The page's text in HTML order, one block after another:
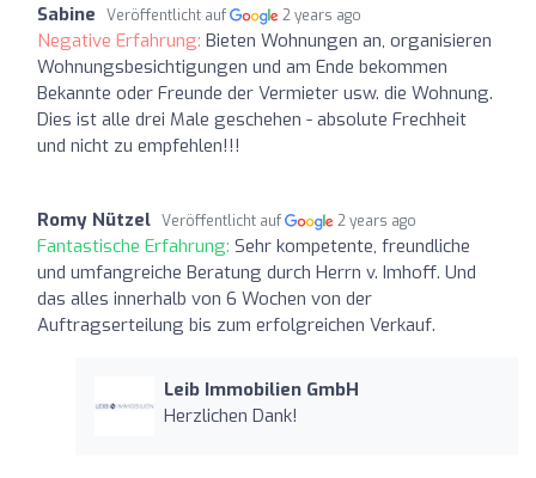
Sabine Veröffentlicht auf 2 years ago
Negative Erfahrung: Bieten Wohnungen an, organisieren
Wohnungsbesichtigungen und am Ende bekommen
Bekannte oder Freunde der Vermieter usw. die Wohnung.
Dies ist alle drei Male geschehen - absolute Frechheit
und nicht zu empfehlen!!!
Romy Nützel Veröffentlicht auf 2 years ago
Fantastische Erfahrung: Sehr kompetente, freundliche
und umfangreiche Beratung durch Herrn v. Imhoff. Und
das alles innerhalb von 6 Wochen von der
Auftragserteilung bis zum erfolgreichen Verkauf.
Leib Immobilien GmbH
Herzlichen Dank!